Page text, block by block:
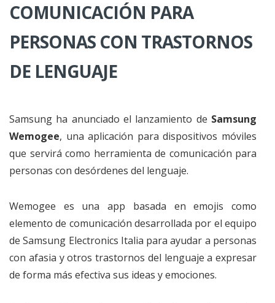
COMUNICACIÓN PARA
PERSONAS CON TRASTORNOS
DE LENGUAJE
Samsung ha anunciado el lanzamiento de Samsung
Wemogee, una aplicación para dispositivos móviles
que servirá como herramienta de comunicación para
personas con desórdenes del lenguaje.
Wemogee es una app basada en emojis como
elemento de comunicación desarrollada por el equipo
de Samsung Electronics Italia para ayudar a personas
con afasia y otros trastornos del lenguaje a expresar
de forma más efectiva sus ideas y emociones.